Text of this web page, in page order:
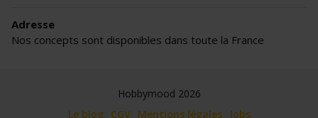
Adresse
Nos concepts sont disponibles dans toute la France
Hobbymood 2026
Le blog
CGV Mentions légales Jobs